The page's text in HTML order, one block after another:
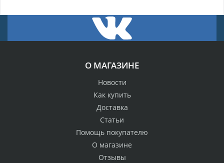
О МАГАЗИНЕ
Новости
Как купить
Доставка
Статьи
Помощь покупателю
О магазине
Отзывы